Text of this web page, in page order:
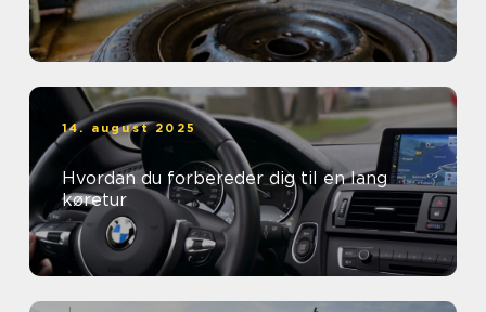
14. august 2025
Hvordan du forbereder dig til en lang
køretur